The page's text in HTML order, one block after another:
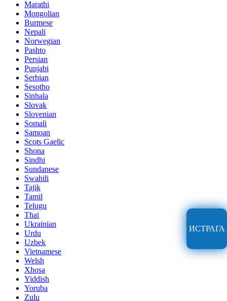
ИСТРАГА
Marathi
Mongolian
Burmese
Nepali
Norwegian
Pashto
Persian
Punjabi
Serbian
Sesotho
Sinhala
Slovak
Slovenian
Somali
Samoan
Scots Gaelic
Shona
Sindhi
Sundanese
Swahili
Tajik
Tamil
Telugu
Thai
Ukrainian
Urdu
Uzbek
Vietnamese
Welsh
Xhosa
Yiddish
Yoruba
Zulu